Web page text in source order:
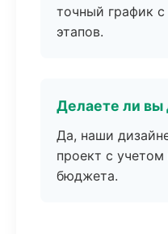
точный график с
этапов.
Делаете ли вы
Да, наши
проект с
бюджета.